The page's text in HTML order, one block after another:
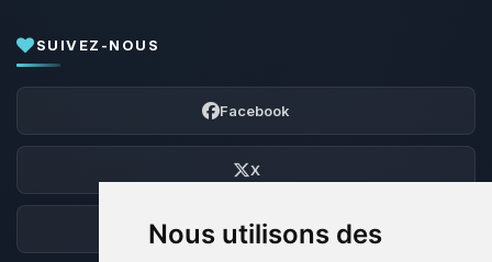
Nous utilisons des
SUIVEZ-NOUS
Facebook
X
Discord